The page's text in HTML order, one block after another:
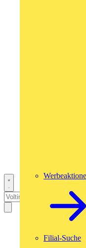
Filial-Suche